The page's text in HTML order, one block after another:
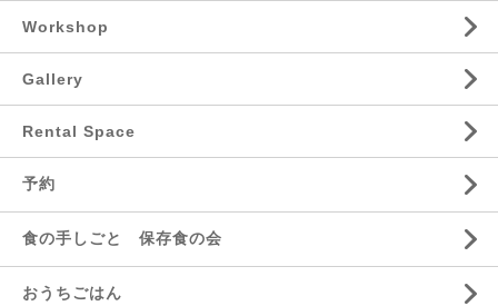
Workshop
Gallery
Rental Space
予約
食の手しごと 保存食の会
おうちごはん